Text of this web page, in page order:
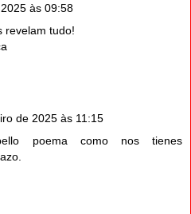
às 09:58
revelam tudo!
de 2025 às 11:15
poema como nos tienes